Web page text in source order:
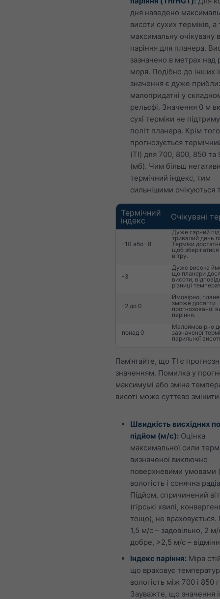
дня наведено
висоти сухих терміків,
максимальну очікувану
паріння для планера.
зазначено в метрах над
моря. Подібно до інших
значення є дуже
малопридатні у
рельєфі. Значення 0 м
сухі терміки не
політ планера. Крім
прогнозується
(TI) для 700, 800, 850 та
(мб). Чим більш
термічний індекс, тим
сильнішими очікуються
Термічний
індекс
Очікувані
-10 або -8
Дуже гарний
тривалий день
Терміки
щоб зберігатися
вітру.
-3
Дуже висока
що планери
висоти,
різниці
-2 до 0
Ймовірно,
зможе досягти
прогнозованої
паріння.
понад 0
Малоймовірно
зазначеної
парильної
Пам’ятайте, що TI є
значенням. Помилка у
максимумі або зміна
висоті може суттєво
Швидкість висхідних
підйом (м/с): Оцінка
максимальної сили
визначеної виключно
поверхневими умовами
вологість і сонячна
Підйом, спричинений
(гірські хвилі,
тощо), не враховується.
1,5 м/с – задовільно, 2 м/
добре, >2,5 м/с –
Індекс паріння: Міра
що враховує
вологість між 700 і 850
Зауважте, що значення